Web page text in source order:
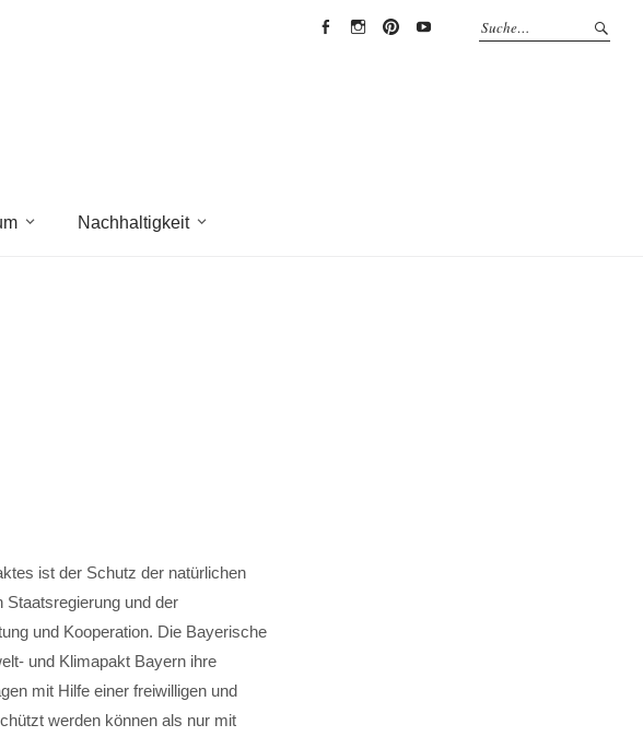
Nachhaltigkeit
ist der Schutz der natürlichen
Staatsregierung und der
und Kooperation. Die Bayerische
und Klimapakt Bayern ihre
mit Hilfe einer freiwilligen und
werden können als nur mit